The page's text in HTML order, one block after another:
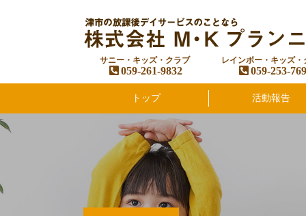
サニー・キッズ・クラブ
059-261-9832
レインボー・キッズ・
059-253-
トップ 活動報告